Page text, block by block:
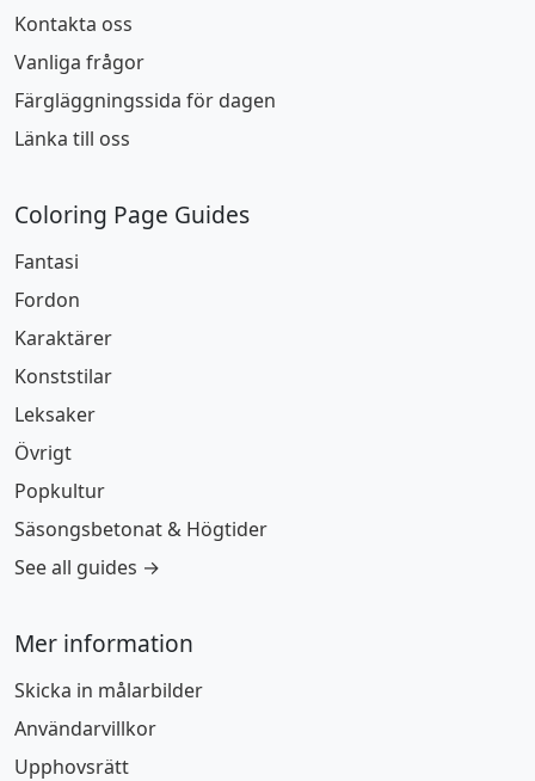
Kontakta oss
Vanliga frågor
Färgläggningssida för dagen
Länka till oss
Coloring Page Guides
Fantasi
Fordon
Karaktärer
Konststilar
Leksaker
Övrigt
Popkultur
Säsongsbetonat & Högtider
See all guides →
Mer information
Skicka in målarbilder
Användarvillkor
Upphovsrätt